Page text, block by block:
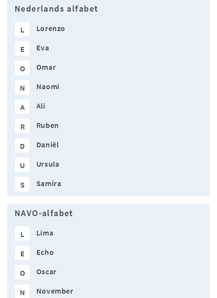
Nederlands alfabet
L Lorenzo
E Eva
O Omar
N Naomi
A Ali
R Ruben
D Daniël
U Ursula
S Samira
NAVO-alfabet
L Lima
E Echo
O Oscar
N November